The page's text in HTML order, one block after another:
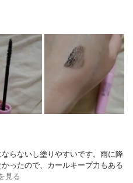
らないし塗りやすいです。雨に降
ったので、カールキープ力もある
見る